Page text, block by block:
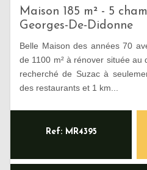
Maison 185 m² - 5
Georges-De-Didonne
Belle Maison des années 70
de 1100 m² à rénover située
recherché de Suzac à
des restaurants et 1 km...
Ref: MR4395